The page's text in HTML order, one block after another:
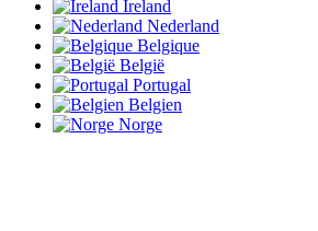
Ireland
Nederland
Belgique
België
Portugal
Belgien
Norge